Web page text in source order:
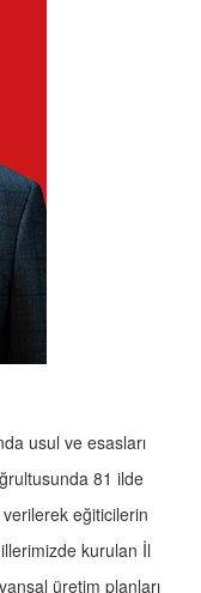
usul ve esasları
81 ilde
verilerek eğiticilerin
kurulan İl
üretim planları